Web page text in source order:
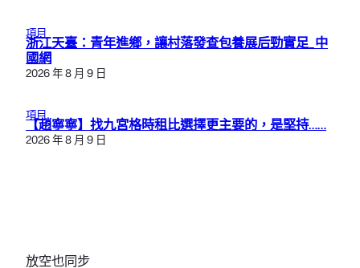
項目
浙江天臺：青年進鄉，讓村落發查包養展后勁實足_中
國網
2026 年 8 月 9 日
項目
【趙寧寧】找九宮格時租比選擇更主要的，是堅持……
2026 年 8 月 9 日
放空也同步